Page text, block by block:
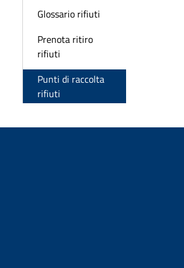
Glossario rifiuti
Prenota ritiro
rifiuti
Punti di raccolta
rifiuti